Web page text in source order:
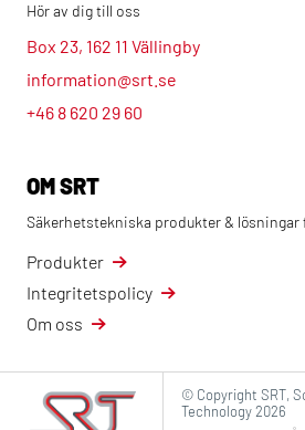
Hör av dig till oss
Box 23, 162 11 Vällingby
information@srt.se
+46 8 620 29 60
OM SRT
Säkerhetstekniska produkter & lösningar
Produkter
Integritetspolicy
Om oss
© Copyright SRT,
Technology 2026